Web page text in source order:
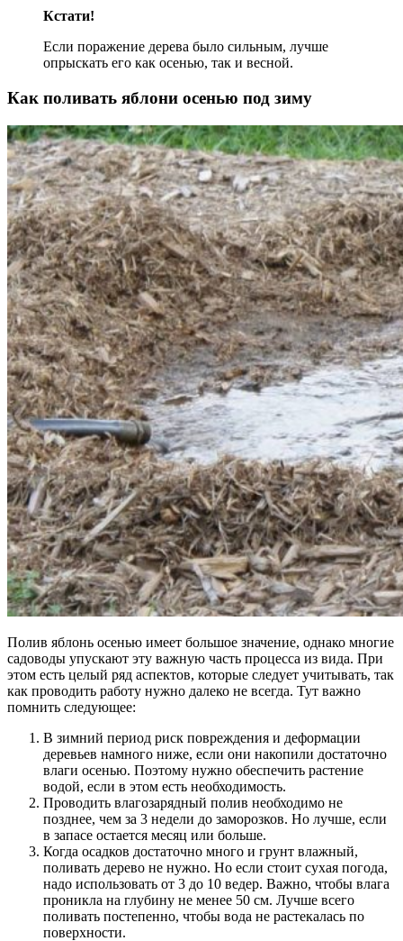
Кстати!
Если поражение дерева было сильным, лучше
опрыскать его как осенью, так и весной.
Как поливать яблони осенью под зиму
Полив яблонь осенью имеет большое значение, однако многие
садоводы упускают эту важную часть процесса из вида. При
этом есть целый ряд аспектов, которые следует учитывать, так
как проводить работу нужно далеко не всегда. Тут важно
помнить следующее:
В зимний период риск повреждения и деформации
деревьев намного ниже, если они накопили достаточно
влаги осенью. Поэтому нужно обеспечить растение
водой, если в этом есть необходимость.
Проводить влагозарядный полив необходимо не
позднее, чем за 3 недели до заморозков. Но лучше, если
в запасе остается месяц или больше.
Когда осадков достаточно много и грунт влажный,
поливать дерево не нужно. Но если стоит сухая погода,
надо использовать от 3 до 10 ведер. Важно, чтобы влага
проникла на глубину не менее 50 см. Лучше всего
поливать постепенно, чтобы вода не растекалась по
поверхности.